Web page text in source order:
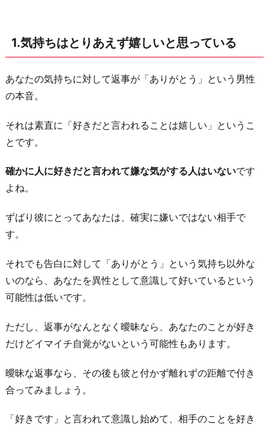
る
2.
実
は
な
た
キ
ー
プ
い
3.
あ
た
の
こ
よ
1.気持ちはとりあえず嬉しいと思っている
あなたの気持ちに対して返事が「ありがとう」という男性
の本音。
それは素直に「好きだと言われることは嬉しい」というこ
とです。
確かに人に好きだと言われて嫌な気がする人はいないです
よね。
ずばり彼にとってあなたは、確実に嫌いではない相手で
す。
それでも告白に対して「ありがとう」という気持ち以外な
いのなら、あなたを異性として意識して好いているという
可能性は低いです。
ただし、返事がなんとなく曖昧なら、あなたのことが好き
だけどイマイチ自覚がないという可能性もあります。
曖昧な返事なら、その後も彼と付かず離れずの距離で付き
合ってみましょう。
「好きです」と言われて意識し始めて、相手のことを好き